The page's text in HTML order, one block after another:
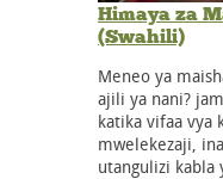
Himaya za
(Swahili)
Meneo ya
ajili ya nani?
katika vifaa vya
mwelekezaji,
utangulizi kabla